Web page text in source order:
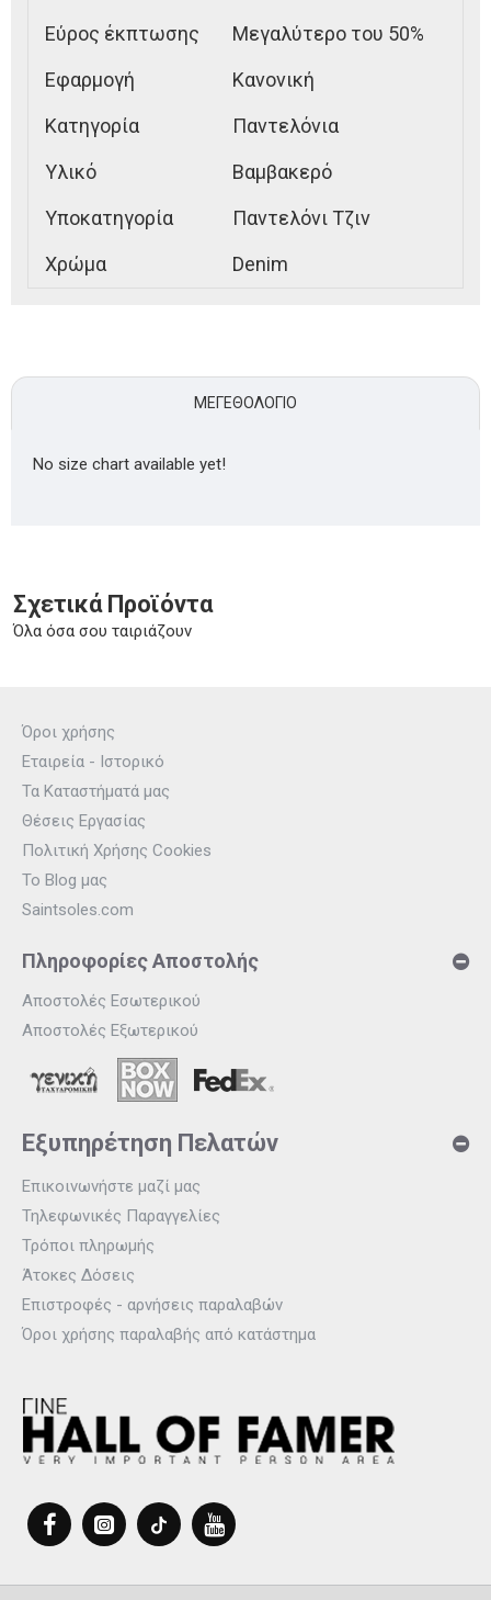
Εύρος έκπτωσης
Μεγαλύτερο του 50%
Εφαρμογή
Κανονική
Κατηγορία
Παντελόνια
Υλικό
Βαμβακερό
Υποκατηγορία
Παντελόνι Τζιν
Χρώμα
Denim
ΜΕΓΕΘΟΛΌΓΙΟ
No size chart available yet!
Σχετικά Προϊόντα
Όλα όσα σου ταιριάζουν
Όροι χρήσης
Εταιρεία - Ιστορικό
Τα Καταστήματά μας
Θέσεις Εργασίας
Πολιτική Χρήσης Cookies
Το Blog μας
Saintsoles.com
Πληροφορίες Αποστολής
Αποστολές Εσωτερικού
Αποστολές Εξωτερικού
Εξυπηρέτηση Πελατών
Επικοινωνήστε μαζί μας
Τηλεφωνικές Παραγγελίες
Τρόποι πληρωμής
Άτοκες Δόσεις
Επιστροφές - αρνήσεις παραλαβών
Όροι χρήσης παραλαβής από κατάστημα